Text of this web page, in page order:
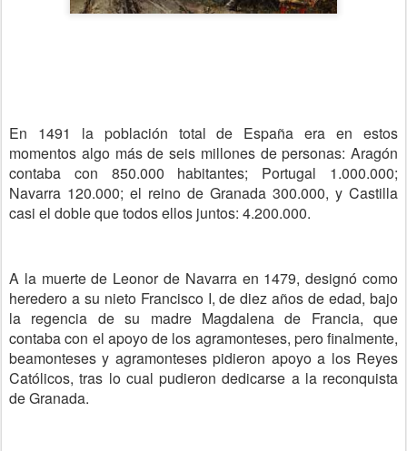
En 1491 la población total de España era en estos
momentos algo más de seis millones de personas: Aragón
contaba con 850.000 habitantes; Portugal 1.000.000;
Navarra 120.000; el reino de Granada 300.000, y Castilla
casi el doble que todos ellos juntos: 4.200.000.
A la muerte de Leonor de Navarra en 1479, designó como
heredero a su nieto Francisco I, de diez años de edad, bajo
la regencia de su madre Magdalena de Francia, que
contaba con el apoyo de los agramonteses, pero finalmente,
beamonteses y agramonteses pidieron apoyo a los Reyes
Católicos, tras lo cual pudieron dedicarse a la reconquista
de Granada.